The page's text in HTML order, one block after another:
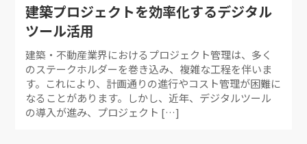
建築プロジェクトを効率化するデジタル
ツール活用
建築・不動産業界におけるプロジェクト管理は、多く
のステークホルダーを巻き込み、複雑な工程を伴いま
す。これにより、計画通りの進行やコスト管理が困難に
なることがあります。しかし、近年、デジタルツール
の導入が進み、プロジェクト […]